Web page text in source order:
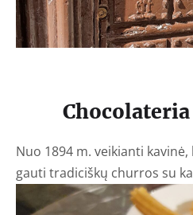
Chocolateria
Nuo 1894 m. veikianti
gauti tradiciškų churros su